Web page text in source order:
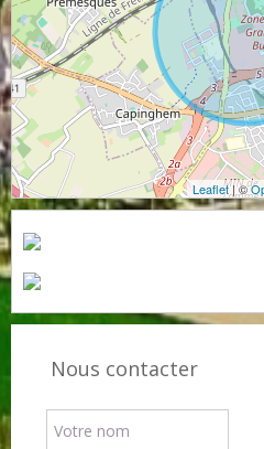
Leaflet| ©
Nous contacter